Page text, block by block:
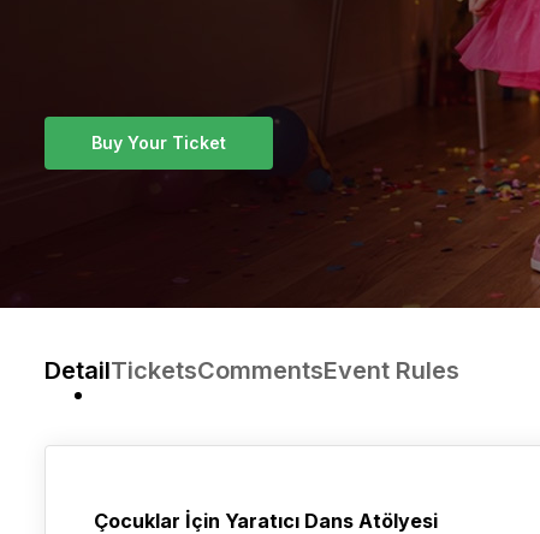
Buy Your Ticket
DetailTicketsCommentsEvent Rules
Çocuklar İçin Yaratıcı Dans Atölyesi